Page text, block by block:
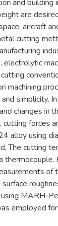
and building
are
aircraft
cutting
electrolytic
machining
simplicity.
changes in
forces
alloy using
The cutting
of
MARH-
employed